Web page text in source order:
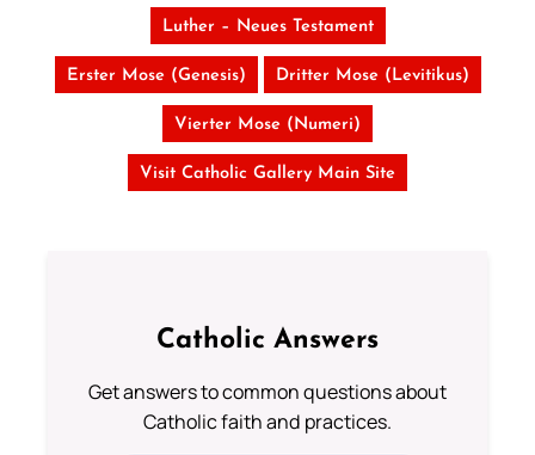
Luther – Neues Testament
Erster Mose (Genesis) Dritter Mose (Levitikus)
Vierter Mose (Numeri)
Visit Catholic Gallery Main Site
Catholic Answers
Get answers to common questions about
Catholic faith and practices.